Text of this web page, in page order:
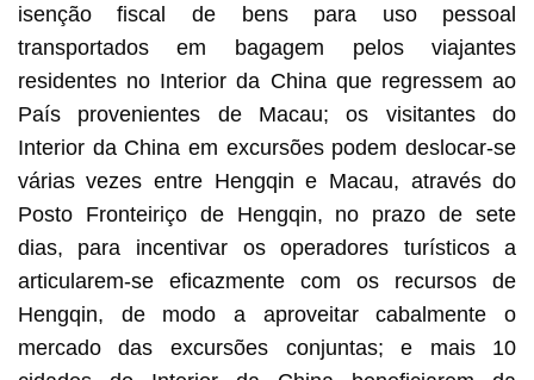
isenção fiscal de bens para uso pessoal
transportados em bagagem pelos viajantes
residentes no Interior da China que regressem ao
País provenientes de Macau; os visitantes do
Interior da China em excursões podem deslocar-se
várias vezes entre Hengqin e Macau, através do
Posto Fronteiriço de Hengqin, no prazo de sete
dias, para incentivar os operadores turísticos a
articularem-se eficazmente com os recursos de
Hengqin, de modo a aproveitar cabalmente o
mercado das excursões conjuntas; e mais 10